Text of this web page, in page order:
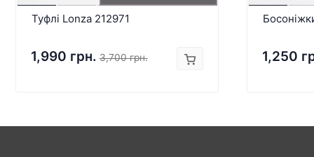
Туфлі Lonza 212971
1,990 грн. 3,700 грн. 1,250